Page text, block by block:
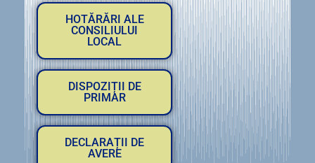
HOTĂRĂRI ALE
CONSILIULUI
LOCAL
DISPOZIȚII DE
PRIMAR
DECLARAȚII DE
AVERE